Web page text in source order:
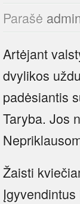
Parašė
Artėjant
dvylikos
padėsiantis
Taryba. Jos
Žaisti